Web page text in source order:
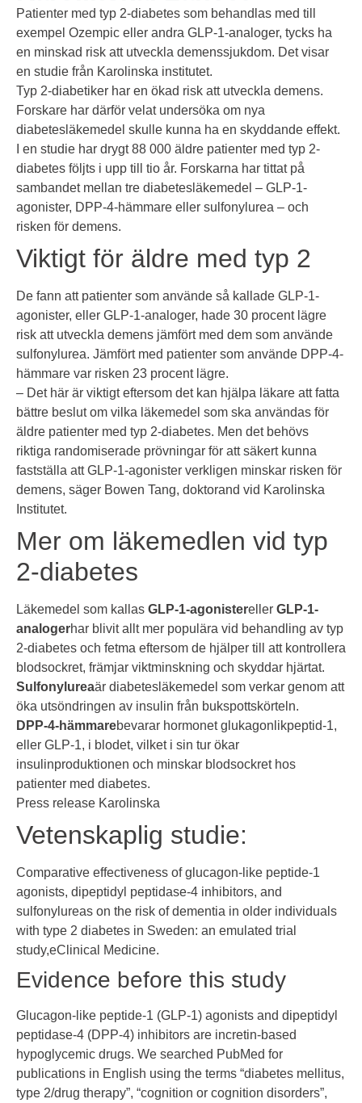
Patienter med typ 2-diabetes som behandlas med till
exempel Ozempic eller andra GLP-1-analoger, tycks ha
en minskad risk att utveckla demenssjukdom. Det visar
en studie från Karolinska institutet.
Typ 2-diabetiker har en ökad risk att utveckla demens.
Forskare har därför velat undersöka om nya
diabetesläkemedel skulle kunna ha en skyddande effekt.
I en studie har drygt 88 000 äldre patienter med typ 2-
diabetes följts i upp till tio år. Forskarna har tittat på
sambandet mellan tre diabetesläkemedel – GLP-1-
agonister, DPP-4-hämmare eller sulfonylurea – och
risken för demens.
Viktigt för äldre med typ 2
De fann att patienter som använde så kallade GLP-1-
agonister, eller GLP-1-analoger, hade 30 procent lägre
risk att utveckla demens jämfört med dem som använde
sulfonylurea. Jämfört med patienter som använde DPP-4-
hämmare var risken 23 procent lägre.
– Det här är viktigt eftersom det kan hjälpa läkare att fatta
bättre beslut om vilka läkemedel som ska användas för
äldre patienter med typ 2-diabetes. Men det behövs
riktiga randomiserade prövningar för att säkert kunna
fastställa att GLP-1-agonister verkligen minskar risken för
demens, säger Bowen Tang, doktorand vid Karolinska
Institutet.
Mer om läkemedlen vid typ
2-diabetes
Läkemedel som kallas GLP-1-agonistereller GLP-1-
analogerhar blivit allt mer populära vid behandling av typ
2-diabetes och fetma eftersom de hjälper till att kontrollera
blodsockret, främjar viktminskning och skyddar hjärtat.
Sulfonylureaär diabetesläkemedel som verkar genom att
öka utsöndringen av insulin från bukspottskörteln.
DPP-4-hämmarebevarar hormonet glukagonlikpeptid-1,
eller GLP-1, i blodet, vilket i sin tur ökar
insulinproduktionen och minskar blodsockret hos
patienter med diabetes.
Press release Karolinska
Vetenskaplig studie:
Comparative effectiveness of glucagon-like peptide-1
agonists, dipeptidyl peptidase-4 inhibitors, and
sulfonylureas on the risk of dementia in older individuals
with type 2 diabetes in Sweden: an emulated trial
study,eClinical Medicine.
Evidence before this study
Glucagon-like peptide-1 (GLP-1) agonists and dipeptidyl
peptidase-4 (DPP-4) inhibitors are incretin-based
hypoglycemic drugs. We searched PubMed for
publications in English using the terms “diabetes mellitus,
type 2/drug therapy”, “cognition or cognition disorders”,